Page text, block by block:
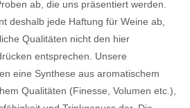
ab, die uns präsentiert werden.
deshalb jede Haftung für Weine ab,
Qualitäten nicht den hier
entsprechen. Unsere
eine Synthese aus aromatischem
Qualitäten (Finesse, Volumen etc.),